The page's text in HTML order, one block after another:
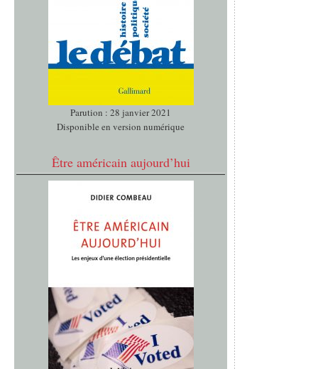
Parution : 28 janvier 2021
Disponible en version numérique
Être américain aujourd’hui